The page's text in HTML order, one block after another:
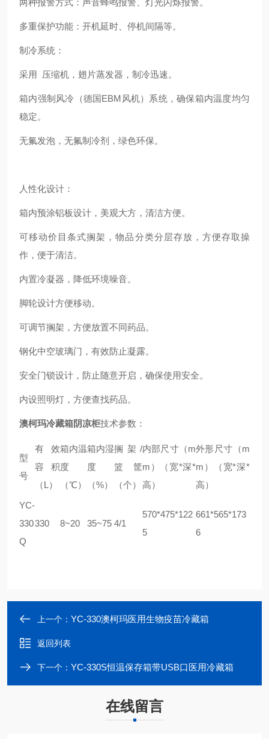
两种报警方式：声音蜂鸣报警、灯光闪烁报警。
多重保护功能：开机延时、停机间隔等。
制冷系统：
采用 压缩机，翅片蒸发器，制冷迅速。
箱内强制风冷（德国EBM风机）系统，确保箱内温度均匀
稳定。
无氟发泡，无氟制冷剂，绿色环保。
人性化设计：
箱内预涂铝板设计，美观大方，清洁方便。
可移动价目条式搁架，物品分类分层存放，方便存取操
作，便于清洁。
内置冷凝器，降低环境噪音。
脚轮设计方便移动。
可调节搁架，方便放置不同药品。
钢化中空玻璃门，有效防止凝露。
安全门锁设计，防止随意开启，确保使用安全。
内设照明灯，方便查找药品。
澳柯玛冷藏箱阴凉柜技术参数：
型
号
有效
容积
（L）
箱内温
度
（℃）
箱内湿
度
（%）
搁架/
篮筐
（个）
内部尺寸（m
m）（宽*深*
高）
外形尺寸（m
m）（宽*深*
高）
YC-
330
Q
330 8~20 35~75 4/1
570*475*122
5
661*565*173
6
上一个： YC-330澳柯玛医用生物疫苗冷藏箱
返回列表
下一个： YC-330S恒温保存箱带USB口医用冷藏箱
在线留言